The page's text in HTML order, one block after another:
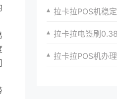
拉卡拉POS机稳定运行的
拉卡拉电签刷
拉卡拉POS机办理指南：提